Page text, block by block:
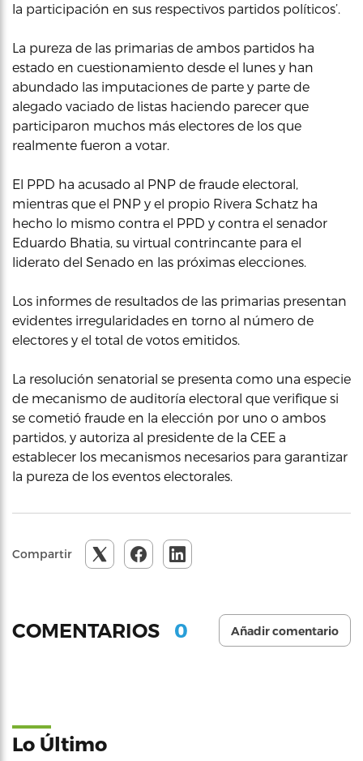
la participación en sus respectivos partidos políticos’.
La pureza de las primarias de ambos partidos ha
estado en cuestionamiento desde el lunes y han
abundado las imputaciones de parte y parte de
alegado vaciado de listas haciendo parecer que
participaron muchos más electores de los que
realmente fueron a votar.
El PPD ha acusado al PNP de fraude electoral,
mientras que el PNP y el propio Rivera Schatz ha
hecho lo mismo contra el PPD y contra el senador
Eduardo Bhatia, su virtual contrincante para el
liderato del Senado en las próximas elecciones.
Los informes de resultados de las primarias presentan
evidentes irregularidades en torno al número de
electores y el total de votos emitidos.
La resolución senatorial se presenta como una especie
de mecanismo de auditoría electoral que verifique si
se cometió fraude en la elección por uno o ambos
partidos, y autoriza al presidente de la CEE a
establecer los mecanismos necesarios para garantizar
la pureza de los eventos electorales.
Compartir
COMENTARIOS 0 Añadir comentario
Lo Último